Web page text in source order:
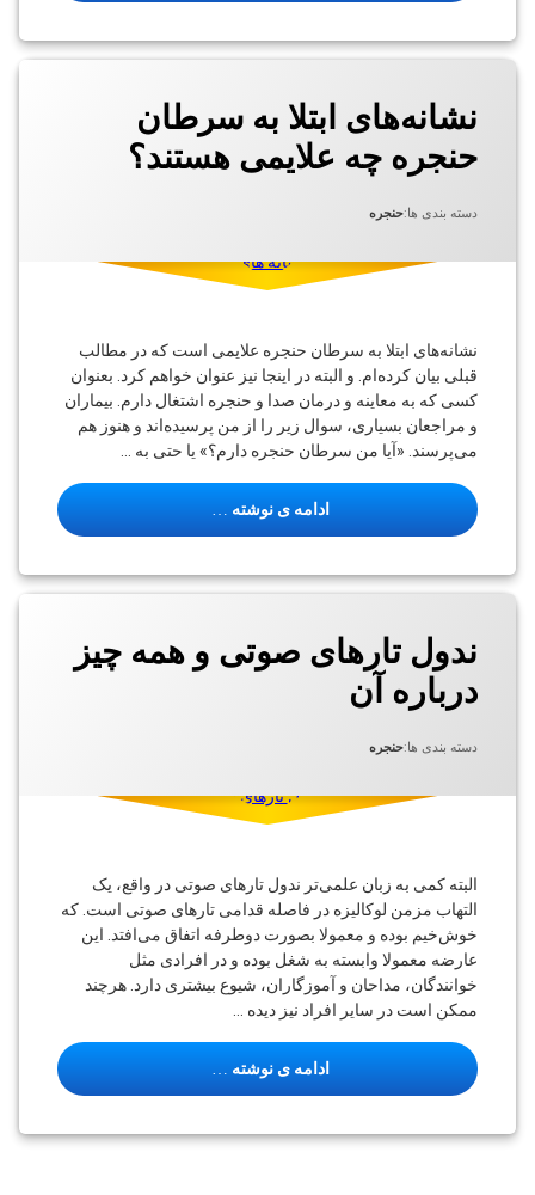
نشانه‌های ابتلا به سرطان
حنجره چه علایمی هستند؟
نوشته شده در
به روز شده در
arashslp
دسته بندی ها:حنجره
نشانه‌های ابتلا به سرطان حنجره علایمی است که در مطالب
قبلی بیان کرده‌ام. و البته در اینجا نیز عنوان خواهم کرد. بعنوان
کسی که به معاینه و درمان صدا و حنجره اشتغال دارم. بیماران
و مراجعان بسیاری، سوال زیر را از من پرسیده‌اند و هنوز هم
می‌پرسند. «آیا من سرطان حنجره دارم؟» یا حتی به …
ادامه ی نوشته نشانه‌های ابتلا به سرطان حنجره
استراحت
صدا
استروبوسکوپی
استروبوسکوپی
صوتی
تارهای
صوتی
سرطان
حنجره
گفتاردرمانی
ندول
تارهای
صوتی
ندول تارهای صوتی و همه چیز
درباره آن
نوشته شده در
به روز شده در
arashslp
دسته بندی ها:حنجره
البته کمی به زبان علمی‌تر ندول تارهای صوتی در واقع، یک
التهاب مزمن لوکالیزه در فاصله قدامی تارهای صوتی است. که
خوش‌خیم بوده و معمولا بصورت دوطرفه اتفاق می‌افتد. این
عارضه معمولا وابسته به شغل بوده و در افرادی مثل
خوانندگان، مداحان و آموزگاران، شیوع بیشتری دارد. هرچند
ممکن است در سایر افراد نیز دیده …
ادامه ی نوشته ندول تارهای صوتی و همه چیز
استراحت
صدا
استروبوسکوپی
بهداشت
تارهای
گرفتگی
صدا
ندول
ندول
تارهای
صوتی